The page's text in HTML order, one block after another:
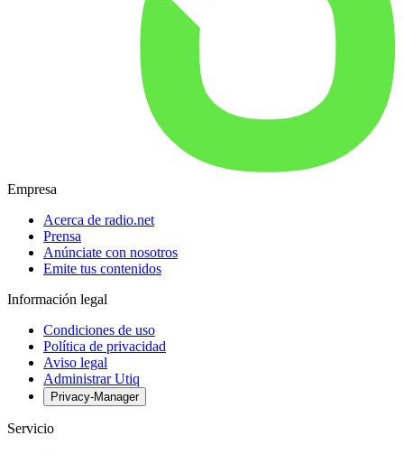
Empresa
Acerca de radio.net
Prensa
Anúnciate con nosotros
Emite tus contenidos
Información legal
Condiciones de uso
Política de privacidad
Aviso legal
Administrar Utiq
Privacy-Manager
Servicio